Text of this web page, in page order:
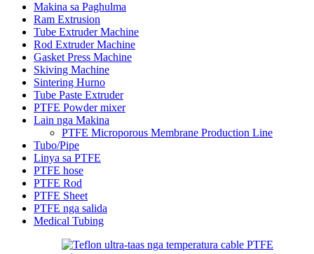
Makina sa Paghulma
Ram Extrusion
Tube Extruder Machine
Rod Extruder Machine
Gasket Press Machine
Skiving Machine
Sintering Hurno
Tube Paste Extruder
PTFE Powder mixer
Lain nga Makina
PTFE Microporous Membrane Production Line
Tubo/Pipe
Linya sa PTFE
PTFE hose
PTFE Rod
PTFE Sheet
PTFE nga salida
Medical Tubing